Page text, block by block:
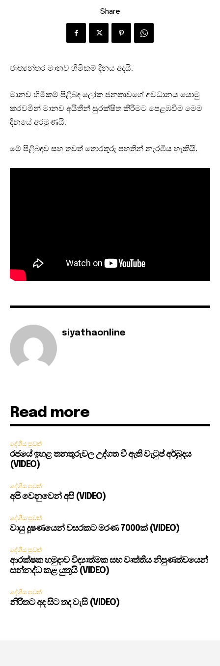
Share
ජාත්‍යන්තර මානව හිමිකම් දිනය අදයි.
මානව හිමිකම් පිළිබඳ ලෝක ජනතාවගේ අවධානය යොමු
කරවමින් මානව අයිතීන් සුරක්ෂිත කිරීමට පෙළඹවීම මෙම
දිනයේ අරමුණයි.
මේ පිළිබඳව සහ තවත් තොරතුරු පහතින් නැරඹිය හැකියි.
siyathaonline
Read more
දේශීය පුවත්
රජයේ ඉහළ තනතුරුවල උද්ගත වී ඇති වැටුප් අර්බුදය
(VIDEO)
දේශීය පුවත්
අපි වෙනුවෙන් අපි (VIDEO)
දේශීය පුවත්
වායු දූෂණයෙන් වසරකට මරණ 7000ක් (VIDEO)
දේශීය පුවත්
ආරක්ෂක හමුදාව විද්‍යාත්මක සහ වෘත්තීය නිපුණත්වයෙන්
සන්නද්ධ කළ යුතුයි (VIDEO)
දේශීය පුවත්
නිරිතට අද සිට තද වැසි (VIDEO)